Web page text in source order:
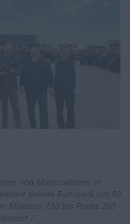
von Miettraktoren in
seinen Fuhrpark um 90
Maxxum 150 bis Puma 260
/